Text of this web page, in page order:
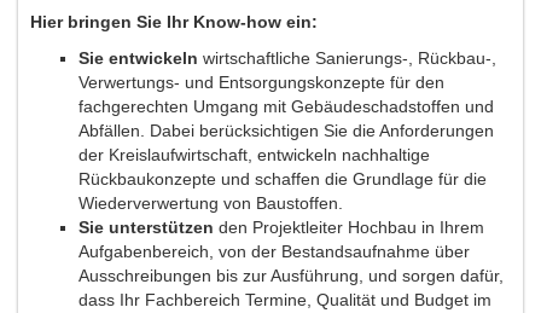
Hier bringen Sie Ihr Know-how ein:
Sie entwickeln wirtschaftliche Sanierungs-, Rückbau-,
Verwertungs- und Entsorgungskonzepte für den
fachgerechten Umgang mit Gebäudeschadstoffen und
Abfällen. Dabei berücksichtigen Sie die Anforderungen
der Kreislaufwirtschaft, entwickeln nachhaltige
Rückbaukonzepte und schaffen die Grundlage für die
Wiederverwertung von Baustoffen.
Sie unterstützen den Projektleiter Hochbau in Ihrem
Aufgabenbereich, von der Bestandsaufnahme über
Ausschreibungen bis zur Ausführung, und sorgen dafür,
dass Ihr Fachbereich Termine, Qualität und Budget im